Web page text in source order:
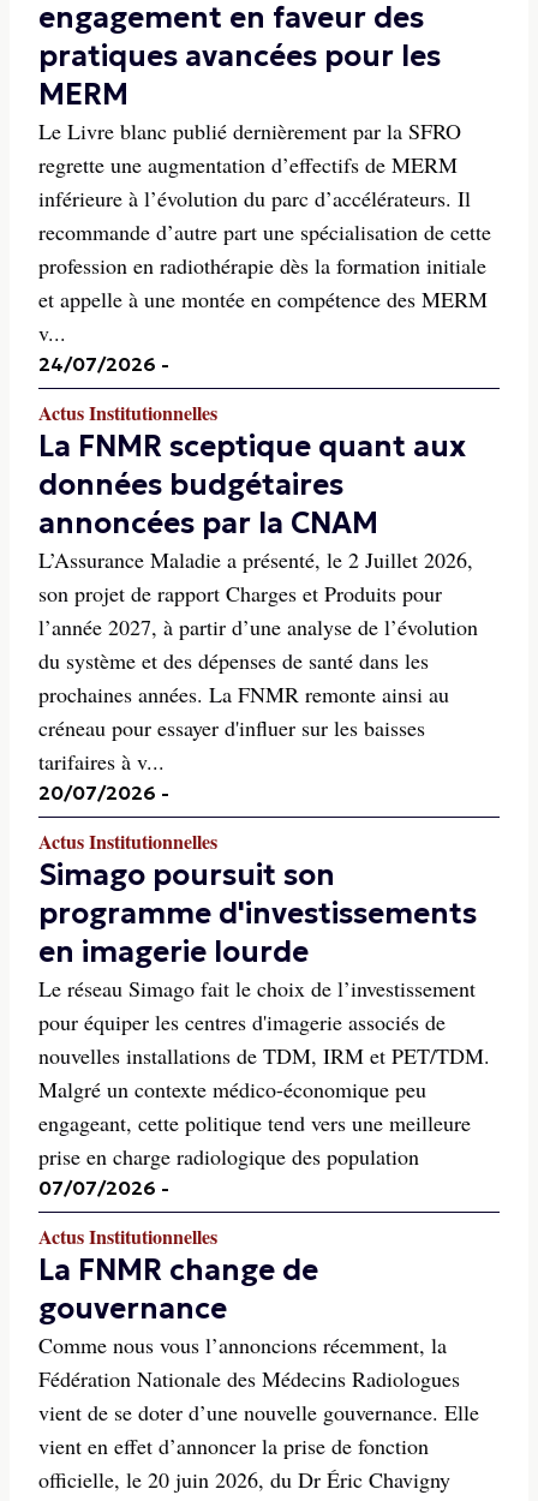
engagement en faveur des
pratiques avancées pour les
MERM
Le Livre blanc publié dernièrement par la SFRO
regrette une augmentation d’effectifs de MERM
inférieure à l’évolution du parc d’accélérateurs. Il
recommande d’autre part une spécialisation de cette
profession en radiothérapie dès la formation initiale
et appelle à une montée en compétence des MERM
v...
24/07/2026 -
Actus Institutionnelles
La FNMR sceptique quant aux
données budgétaires
annoncées par la CNAM
L’Assurance Maladie a présenté, le 2 Juillet 2026,
son projet de rapport Charges et Produits pour
l’année 2027, à partir d’une analyse de l’évolution
du système et des dépenses de santé dans les
prochaines années. La FNMR remonte ainsi au
créneau pour essayer d'influer sur les baisses
tarifaires à v...
20/07/2026 -
Actus Institutionnelles
Simago poursuit son
programme d'investissements
en imagerie lourde
Le réseau Simago fait le choix de l’investissement
pour équiper les centres d'imagerie associés de
nouvelles installations de TDM, IRM et PET/TDM.
Malgré un contexte médico-économique peu
engageant, cette politique tend vers une meilleure
prise en charge radiologique des population
07/07/2026 -
Actus Institutionnelles
La FNMR change de
gouvernance
Comme nous vous l’annoncions récemment, la
Fédération Nationale des Médecins Radiologues
vient de se doter d’une nouvelle gouvernance. Elle
vient en effet d’annoncer la prise de fonction
officielle, le 20 juin 2026, du Dr Éric Chavigny